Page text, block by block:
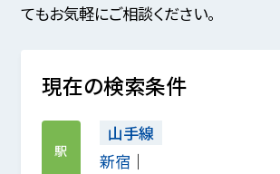
てもお気軽にご相談ください。
現在の検索条件
駅
山手線
新宿